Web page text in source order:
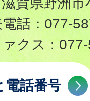
賀県野洲市
話： 077-
クス：
電話番号